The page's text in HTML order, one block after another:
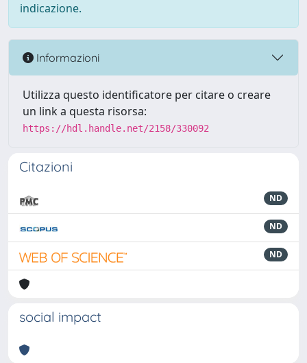
indicazione.
Informazioni
Utilizza questo identificatore per citare o creare
un link a questa risorsa:
https://hdl.handle.net/2158/330092
Citazioni
ND
ND
ND
social impact